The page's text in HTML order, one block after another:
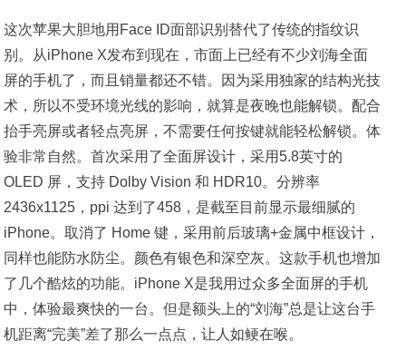
这次苹果大胆地用Face ID面部识别替代了传统的指纹识
别。从iPhone X发布到现在，市面上已经有不少刘海全面
屏的手机了，而且销量都还不错。因为采用独家的结构光技
术，所以不受环境光线的影响，就算是夜晚也能解锁。配合
抬手亮屏或者轻点亮屏，不需要任何按键就能轻松解锁。体
验非常自然。首次采用了全面屏设计，采用5.8英寸的
OLED 屏，支持 Dolby Vision 和 HDR10。分辨率
2436x1125，ppi 达到了458，是截至目前显示最细腻的
iPhone。取消了 Home 键，采用前后玻璃+金属中框设计，
同样也能防水防尘。颜色有银色和深空灰。这款手机也增加
了几个酷炫的功能。iPhone X是我用过众多全面屏的手机
中，体验最爽快的一台。但是额头上的“刘海”总是让这台手
机距离“完美”差了那么一点点，让人如鲠在喉。